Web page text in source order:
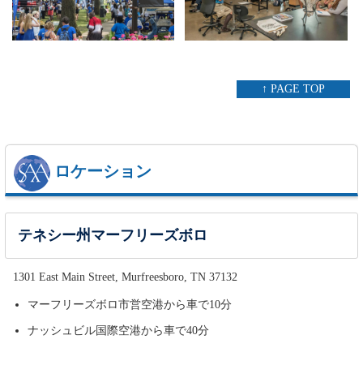
↑ PAGE TOP
ロケーション
テネシー州マーフリーズボロ
1301 East Main Street, Murfreesboro, TN 37132
マーフリーズボロ市営空港から車で10分
ナッシュビル国際空港から車で40分